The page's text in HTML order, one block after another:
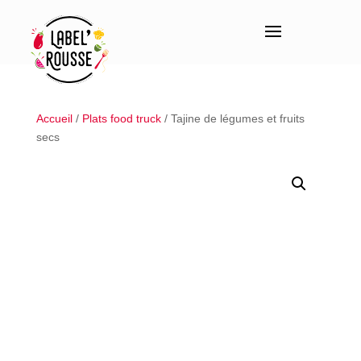
Accueil/ Plats food truck/ Tajine de légumes et fruits
secs